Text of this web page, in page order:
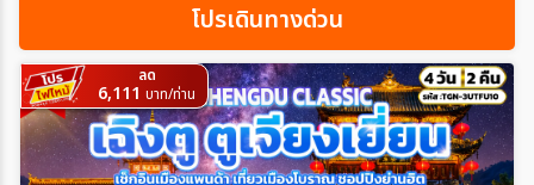
ระหว่าง
ค้นหา
โปรเดินทางด่วน
ลด
6,111 บาท/ท่าน